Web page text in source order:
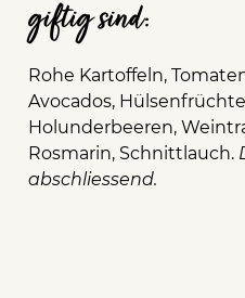
giftig sind:
Rohe Kartoffeln,
Avocados,
Holunderbeeren,
Rosmarin, Schnittlauch.
abschliessend.